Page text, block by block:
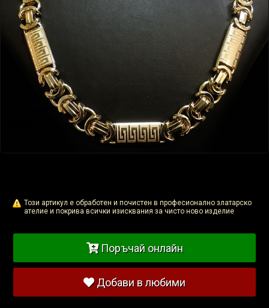
Този артикул е обработен и почистен в професионално златарско
ателие и покрива всички изисквания за чисто ново изделие
Поръчай онлайн
Добави в любими